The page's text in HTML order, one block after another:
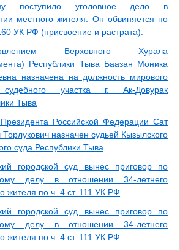
поступило уголовное дело в
местного жителя. Он обвиняется по
УК РФ (присвоение и растрата).
Верховного Хурала
Республики Тыва Баазан Моника
назначена на должность мирового
участка г. Ак-Довурак
Тыва
Российской Федерации Сат
назначен судьей Кызылского
суда Республики Тыва
городской суд вынес приговор по
делу в отношении 34-летнего
жителя по ч. 4 ст. 111 УК РФ
городской суд вынес приговор по
делу в отношении 34-летнего
жителя по ч. 4 ст. 111 УК РФ